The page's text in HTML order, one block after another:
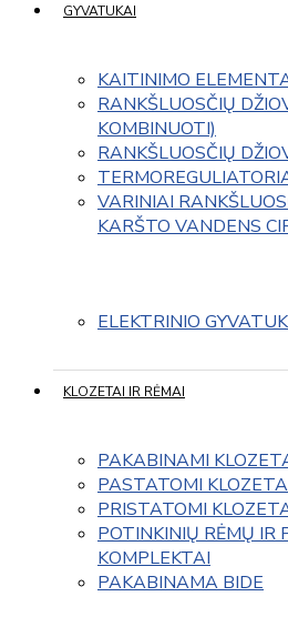
GYVATUKAI
KAITINIMO
RANKŠLUOSČIŲ
KOMBINUOTI)
RANKŠLUOSČIŲ
VARINIAI
KARŠTO VANDENS
ELEKTRINIO
KLOZETAI IR RĖMAI
PAKABINAMI
PASTATOMI
PRISTATOMI
POTINKINIŲ RĖMŲ
KOMPLEKTAI
PAKABINAMA BIDE